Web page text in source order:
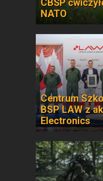
CBŚP
NATO
Centrum
BSP LAW z
Electronics